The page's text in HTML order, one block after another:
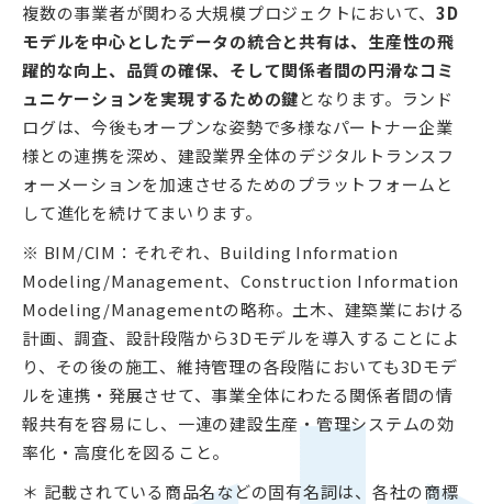
複数の事業者が関わる大規模プロジェクトにおいて、 3D
モデルを中心としたデータの統合と共有は、生産性の飛
躍的な向上、品質の確保、そして関係者間の円滑なコミ
ュニケーションを実現するための鍵となります。ランド
ログは、今後もオープンな姿勢で多様なパートナー企業
様との連携を深め、建設業界全体のデジタルトランスフ
ォーメーションを加速させるためのプラットフォームと
して進化を続けてまいります。
※ BIM/CIM：それぞれ、Building Information
Modeling/Management、Construction Information
Modeling/Managementの略称。土木、建築業における
計画、調査、設計段階から3Dモデルを導入することによ
り、その後の施工、維持管理の各段階においても3Dモデ
ルを連携・発展させて、事業全体にわたる関係者間の情
報共有を容易にし、一連の建設生産・管理システムの効
率化・高度化を図ること。
＊ 記載されている商品名などの固有名詞は、各社の商標